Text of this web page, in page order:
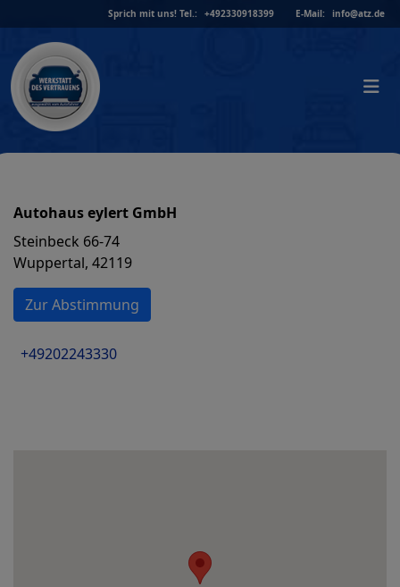
to
content
Sprich mit uns! Tel.: +492330918399 E-Mail: info@atz.de
Autohaus eylert GmbH
Steinbeck 66-74
Wuppertal, 42119
Zur Abstimmung
+49202243330